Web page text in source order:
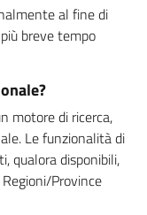
al fine di
breve tempo
motore di ricerca,
Le funzionalità di
qualora disponibili,
Province